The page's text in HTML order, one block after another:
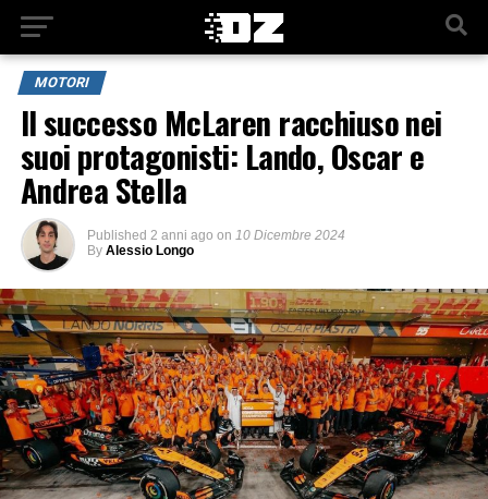
MOTORI
Il successo McLaren racchiuso nei
suoi protagonisti: Lando, Oscar e
Andrea Stella
Published 2 anni ago on 10 Dicembre 2024
By Alessio Longo